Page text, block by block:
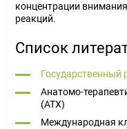
концентрации
реакций.
Список
Государственный
Анатомо-
(ATX)
Международная